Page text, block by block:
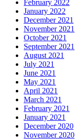
February 2022
January 2022
December 2021
November 2021
October 2021
September 2021
August 2021
July 2021
June 2021
May 2021
April 2021
March 2021
February 2021
January 2021
December 2020
November 2020